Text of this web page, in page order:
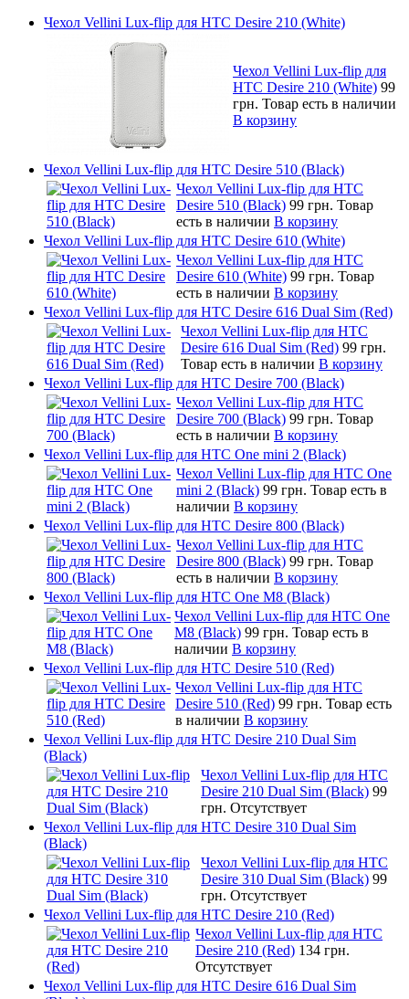
Чехол Vellini Lux-flip для HTC Desire 210 (White)
Чехол Vellini Lux-flip для
HTC Desire 210 (White) 99
грн. Товар есть в наличии
В корзину
Чехол Vellini Lux-flip для HTC Desire 510 (Black)
Чехол Vellini Lux-flip для HTC
Desire 510 (Black) 99 грн. Товар
есть в наличии В корзину
Чехол Vellini Lux-flip для HTC Desire 610 (White)
Чехол Vellini Lux-flip для HTC
Desire 610 (White) 99 грн. Товар
есть в наличии В корзину
Чехол Vellini Lux-flip для HTC Desire 616 Dual Sim (Red)
Чехол Vellini Lux-flip для HTC
Desire 616 Dual Sim (Red) 99 грн.
Товар есть в наличии В корзину
Чехол Vellini Lux-flip для HTC Desire 700 (Black)
Чехол Vellini Lux-flip для HTC
Desire 700 (Black) 99 грн. Товар
есть в наличии В корзину
Чехол Vellini Lux-flip для HTC One mini 2 (Black)
Чехол Vellini Lux-flip для HTC One
mini 2 (Black) 99 грн. Товар есть в
наличии В корзину
Чехол Vellini Lux-flip для HTC Desire 800 (Black)
Чехол Vellini Lux-flip для HTC
Desire 800 (Black) 99 грн. Товар
есть в наличии В корзину
Чехол Vellini Lux-flip для HTC One M8 (Black)
Чехол Vellini Lux-flip для HTC One
M8 (Black) 99 грн. Товар есть в
наличии В корзину
Чехол Vellini Lux-flip для HTC Desire 510 (Red)
Чехол Vellini Lux-flip для HTC
Desire 510 (Red) 99 грн. Товар есть
в наличии В корзину
Чехол Vellini Lux-flip для HTC Desire 210 Dual Sim
(Black)
Чехол Vellini Lux-flip для HTC
Desire 210 Dual Sim (Black) 99
грн. Отсутствует
Чехол Vellini Lux-flip для HTC Desire 310 Dual Sim
(Black)
Чехол Vellini Lux-flip для HTC
Desire 310 Dual Sim (Black) 99
грн. Отсутствует
Чехол Vellini Lux-flip для HTC Desire 210 (Red)
Чехол Vellini Lux-flip для HTC
Desire 210 (Red) 134 грн.
Отсутствует
Чехол Vellini Lux-flip для HTC Desire 616 Dual Sim